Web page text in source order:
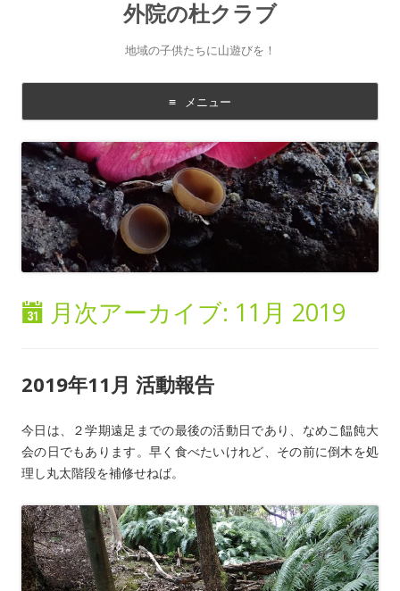
外院の杜クラブ
地域の子供たちに山遊びを！
メニュー
コ
ン
テ
ン
ツ
に
移
動
す
る
月次アーカイブ: 11月 2019
2019年11月 活動報告
今日は、２学期遠足までの最後の活動日であり、なめこ饂飩大
会の日でもあります。早く食べたいけれど、その前に倒木を処
理し丸太階段を補修せねば。